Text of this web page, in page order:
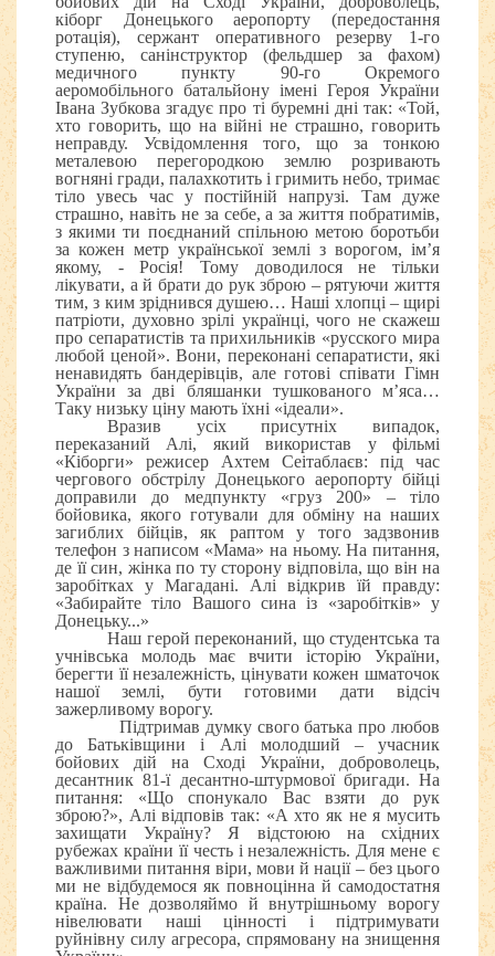
кіборг Донецького аеропорту (передостання
ротація), сержант оперативного резерву 1-го
ступеню, санінструктор (фельдшер за фахом)
медичного пункту 90-го Окремого
аеромобільного батальйону імені Героя України
Івана Зубкова згадує про ті буремні дні так: «Той,
хто говорить, що на війні не страшно, говорить
неправду. Усвідомлення того, що за тонкою
металевою перегородкою землю розривають
вогняні гради, палахкотить і гримить небо, тримає
тіло увесь час у постійній напрузі. Там дуже
страшно, навіть не за себе, а за життя побратимів,
з якими ти поєднаний спільною метою боротьби
за кожен метр української землі з ворогом, ім’я
якому, - Росія! Тому доводилося не тільки
лікувати, а й брати до рук зброю – рятуючи життя
тим, з ким зріднився душею… Наші хлопці – щирі
патріоти, духовно зрілі українці, чого не скажеш
про сепаратистів та прихильників «русского мира
любой ценой». Вони, переконані сепаратисти, які
ненавидять бандерівців, але готові співати Гімн
України за дві бляшанки тушкованого м’яса…
Таку низьку ціну мають їхні «ідеали».
Вразив усіх присутніх випадок,
переказаний Алі, який використав у фільмі
«Кіборги» режисер Ахтем Сеітаблаєв: під час
чергового обстрілу Донецького аеропорту бійці
доправили до медпункту «груз 200» – тіло
бойовика, якого готували для обміну на наших
загиблих бійців, як раптом у того задзвонив
телефон з написом «Мама» на ньому. На питання,
де її син, жінка по ту сторону відповіла, що він на
заробітках у Магадані. Алі відкрив їй правду:
«Забирайте тіло Вашого сина із «заробітків» у
Донецьку...»
Наш герой переконаний, що студентська та
учнівська молодь має вчити історію України,
берегти її незалежність, цінувати кожен шматочок
нашої землі, бути готовими дати відсіч
зажерливому ворогу.
Підтримав думку свого батька про любов
до Батьківщини і Алі молодший – учасник
бойових дій на Сході України, доброволець,
десантник 81-ї десантно-штурмової бригади. На
питання: «Що спонукало Вас взяти до рук
зброю?», Алі відповів так: «А хто як не я мусить
захищати Україну? Я відстоюю на східних
рубежах країни її честь і незалежність. Для мене є
важливими питання віри, мови й нації – без цього
ми не відбудемося як повноцінна й самодостатня
країна. Не дозволяймо й внутрішньому ворогу
нівелювати наші цінності і підтримувати
руйнівну силу агресора, спрямовану на знищення